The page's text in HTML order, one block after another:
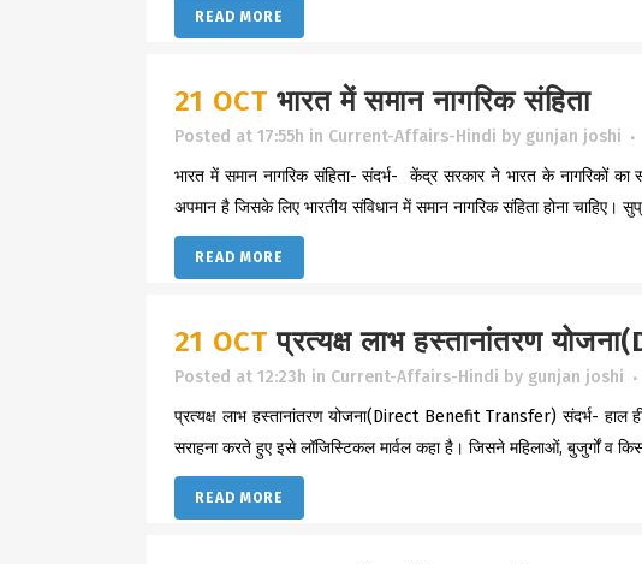
READ MORE
21 OCT भारत में समान नागरिक संहिता
Posted at 17:55h in Current-Affairs-Hindi by gunjan joshi
भारत में समान नागरिक संहिता- संदर्भ- केंद्र सरकार ने भारत के नागरिकों
अपमान है जिसके लिए भारतीय संविधान में समान नागरिक संहिता होना चाहिए।
READ MORE
21 OCT प्रत्यक्ष लाभ हस्तानांतरण
Posted at 12:23h in Current-Affairs-Hindi by gunjan joshi
प्रत्यक्ष लाभ हस्तानांतरण योजना(Direct Benefit Transfer) संदर्भ- हाल ही
सराहना करते हुए इसे लॉजिस्टिकल मार्वल कहा है। जिसने महिलाओं, बुजुर्गों व
READ MORE